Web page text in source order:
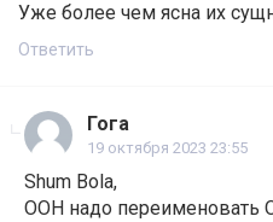
Уже более чем ясна их
Ответить
Гога
19 октября 2023 23:55
Shum Bola,
ООН надо переименовать